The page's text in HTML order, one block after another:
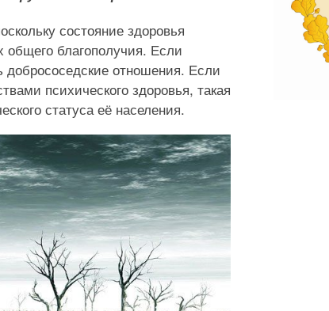
состояние здоровья
общего благополучия. Если
добрососедские отношения. Если
психического здоровья, такая
статуса её населения.